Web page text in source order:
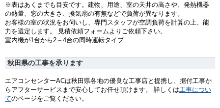
※表はあくまでも目安です。建物、用途、室の天井の高さや、発熱機器
の熱量、窓の大きさ、換気扇の有無などで負荷が異なります。
お客様の室の状況をお伺いし、専門スタッフが空調負荷を計算の上、能
力を選定します。 見積依頼フォームよりご依頼下さい。
室内機が1台から2～4台の同時運転タイプ
秋田県の工事を承ります
エアコンセンターACは秋田県各地の優良な工事店と提携し、据付工事か
らアフターサービスまで安心してお任せ頂けます。 詳しくは工事につい
てのページをご覧ください。